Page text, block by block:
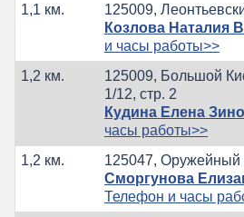
1,1 км.
125009,
Козлова Наталия
и часы работы>>
1,2 км.
125009, Большой
1/12, стр. 2
Кудина Елена
часы работы>>
1,2 км.
125047, Оружейный
Сморгунова
Телефон и часы